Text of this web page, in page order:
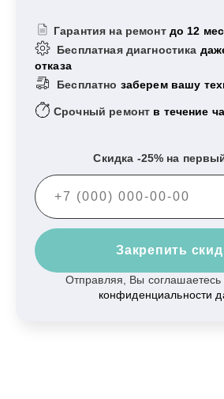
Гарантия на ремонт до 12
Бесплатная диагностика
отказа
Бесплатно заберем вашу
Срочный ремонт в течение
Скидка -25% на
Закрепить
Отправляя, Вы соглашаетесь
конфиденциальности